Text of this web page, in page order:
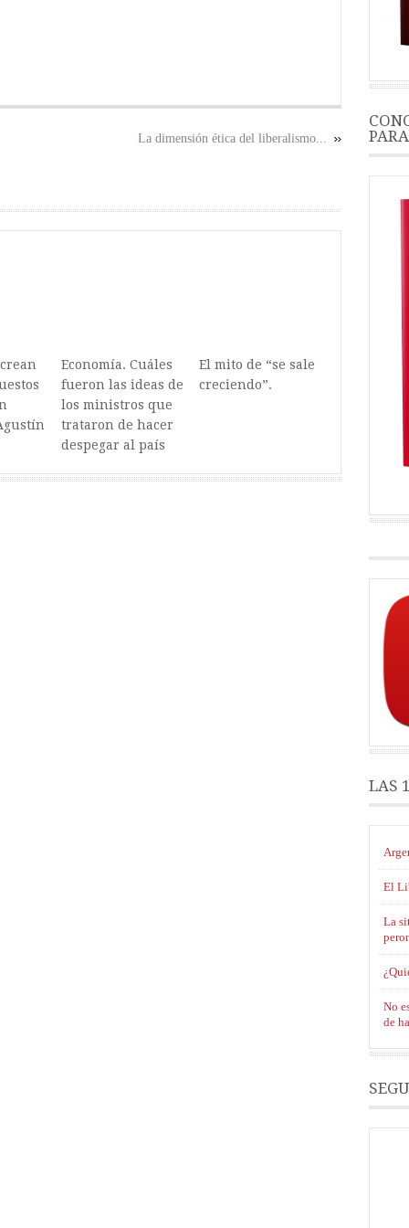
La dimensión ética del liberalismo...
Economía. Cuáles
fueron las ideas de
los ministros que
trataron de hacer
despegar al país
El mito de “se sale
creciendo”.
LAS
El
La
No
de